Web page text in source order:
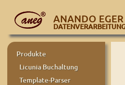
ANANDO EGER
Produkte
Licunia Buchaltung
Template-Parser